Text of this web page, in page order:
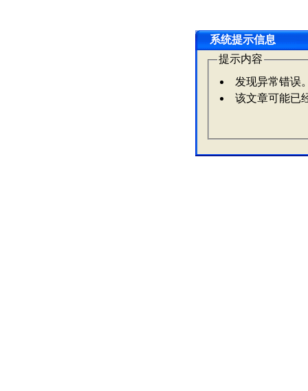
系统提示信息
提示内容
发现异常错误
该文章可能已